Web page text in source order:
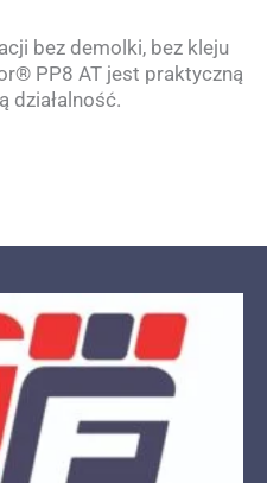
bez demolki, bez kleju
PP8 AT jest praktyczną
działalność.